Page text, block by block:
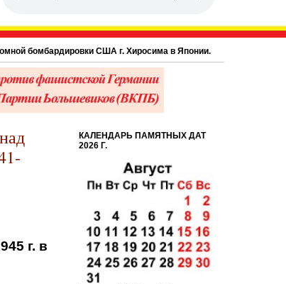
США г. Хиросима в Японии.
г. в
КАЛЕНДАРЬ ПАМЯТНЫХ ДАТ
2026 Г.